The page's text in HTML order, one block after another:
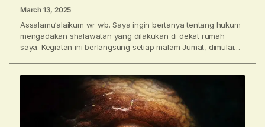
March 13, 2025
Assalamu‘alaikum wr wb. Saya ingin bertanya tentang hukum
mengadakan shalawatan yang dilakukan di dekat rumah
saya. Kegiatan ini berlangsung setiap malam Jumat, dimulai